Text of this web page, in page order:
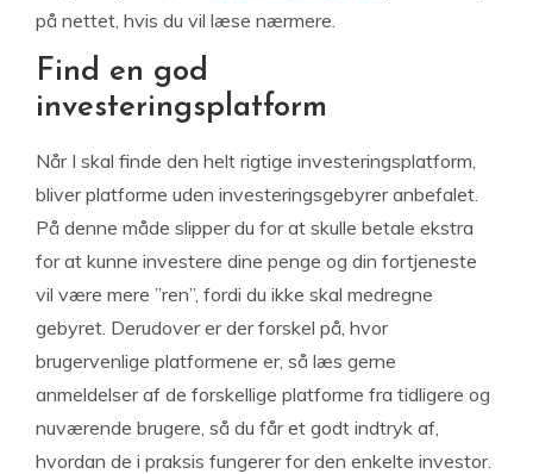
på nettet, hvis du vil læse nærmere.
Find en god
investeringsplatform
Når I skal finde den helt rigtige investeringsplatform,
bliver platforme uden investeringsgebyrer anbefalet.
På denne måde slipper du for at skulle betale ekstra
for at kunne investere dine penge og din fortjeneste
vil være mere ”ren”, fordi du ikke skal medregne
gebyret. Derudover er der forskel på, hvor
brugervenlige platformene er, så læs gerne
anmeldelser af de forskellige platforme fra tidligere og
nuværende brugere, så du får et godt indtryk af,
hvordan de i praksis fungerer for den enkelte investor.